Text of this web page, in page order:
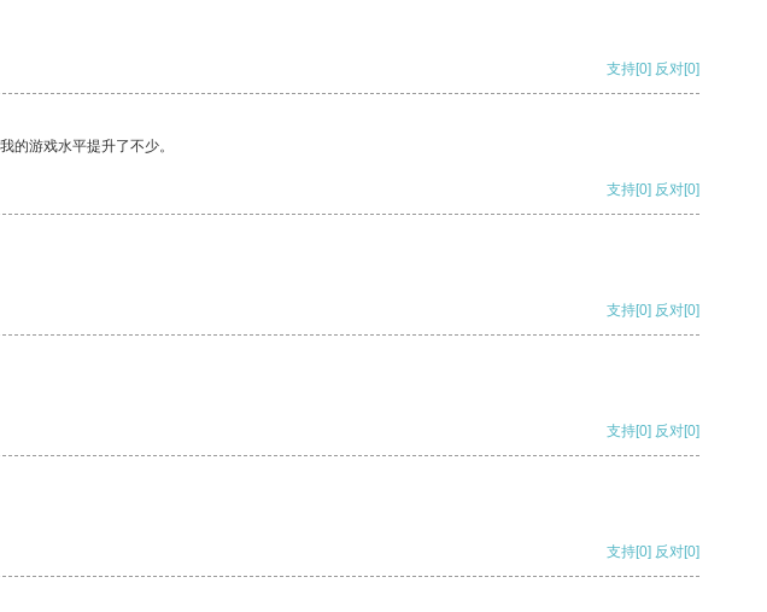
支持[0] 反对[0]
的游戏水平提升了不少。
支持[0] 反对[0]
支持[0] 反对[0]
支持[0] 反对[0]
支持[0] 反对[0]